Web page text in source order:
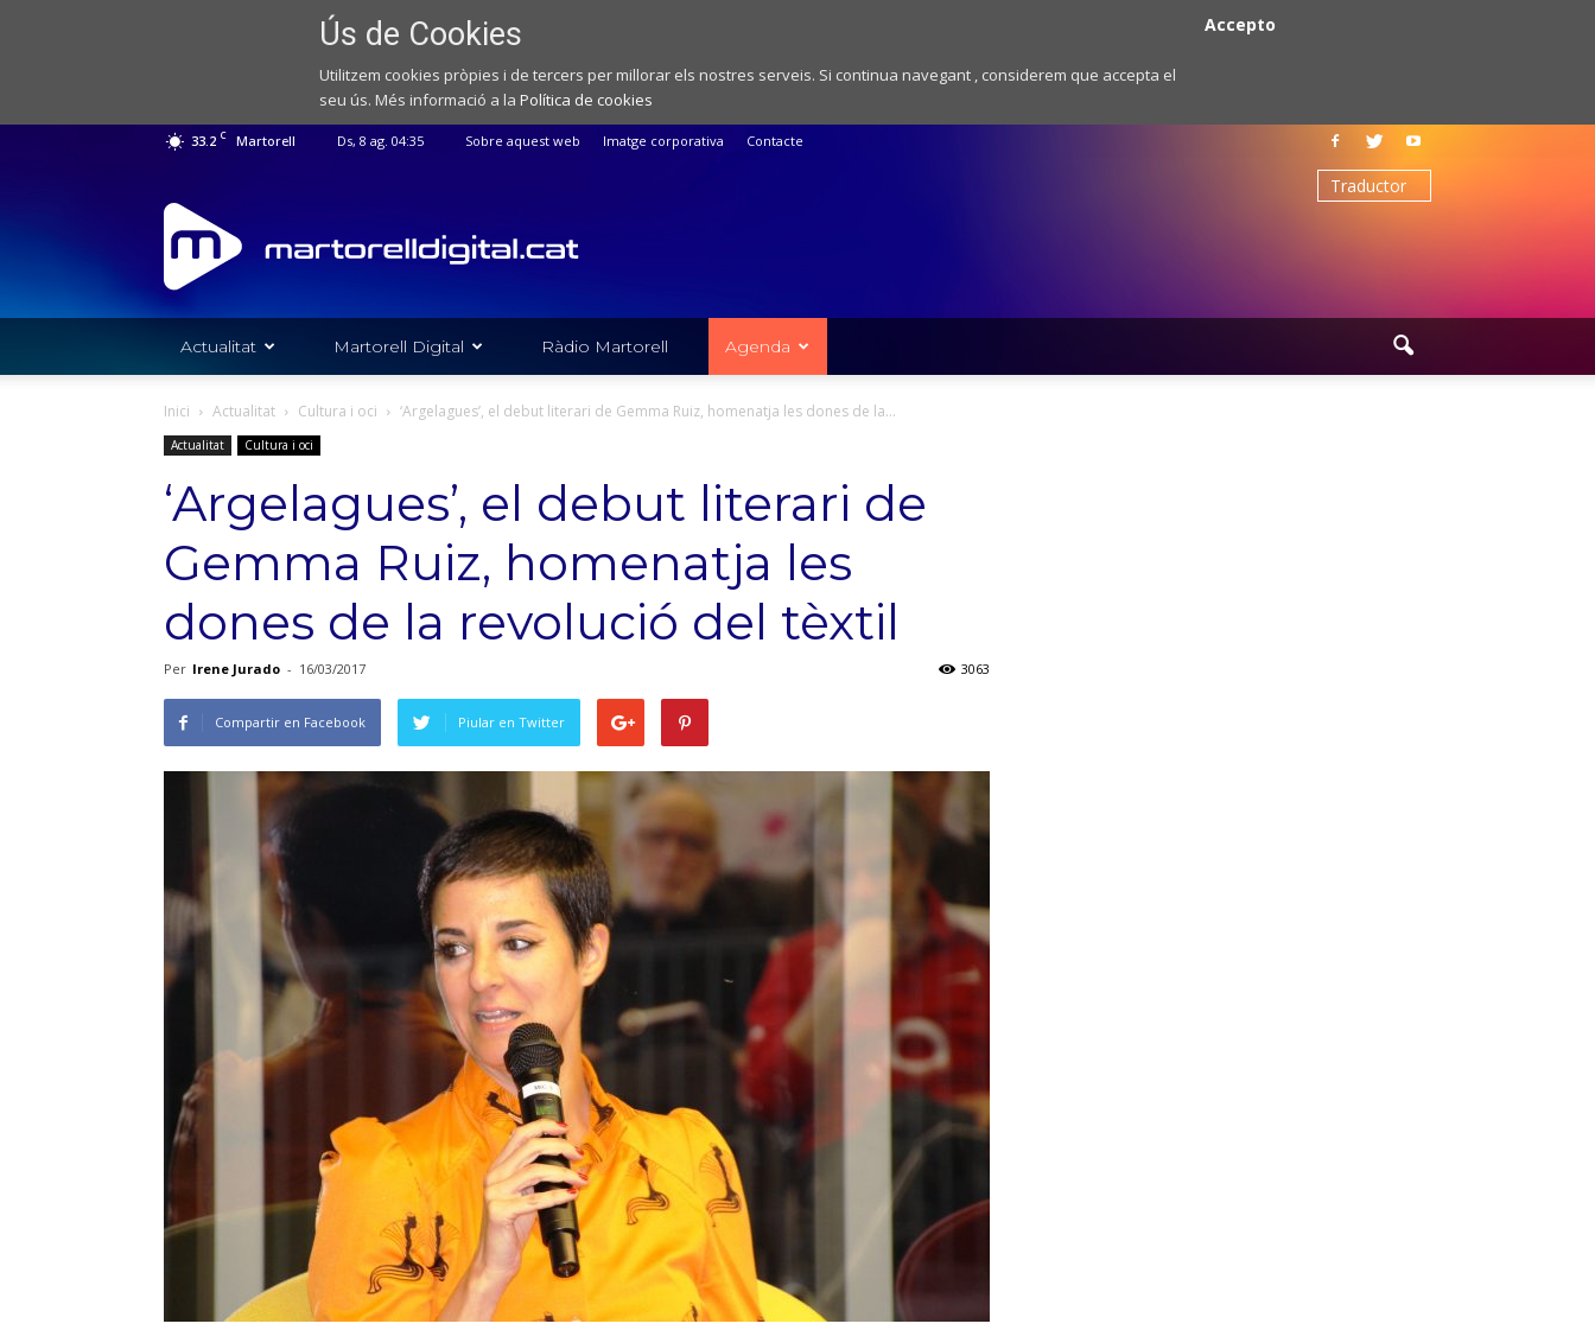
Ús de Cookies
Utilitzem cookies pròpies i de tercers per millorar els nostres serveis. Si continua navegant , considerem que accepta el
seu ús. Més informació a la Política de cookies
Accepto
33.2 C Martorell Ds, 8 ag. 04:35 Sobre aquest web Imatge corporativa Contacte
Web
de
notícies
de
l'Ajuntament
Martorell
Actualitat Martorell Digital Ràdio Martorell Agenda
Inici Actualitat Cultura i oci ‘Argelagues’, el debut literari de Gemma Ruiz, homenatja les dones de la...
Actualitat Cultura i oci
‘Argelagues’, el debut literari de
Gemma Ruiz, homenatja les
dones de la revolució del tèxtil
Per Irene Jurado - 16/03/2017 3063
Compartir en Facebook Piular en Twitter